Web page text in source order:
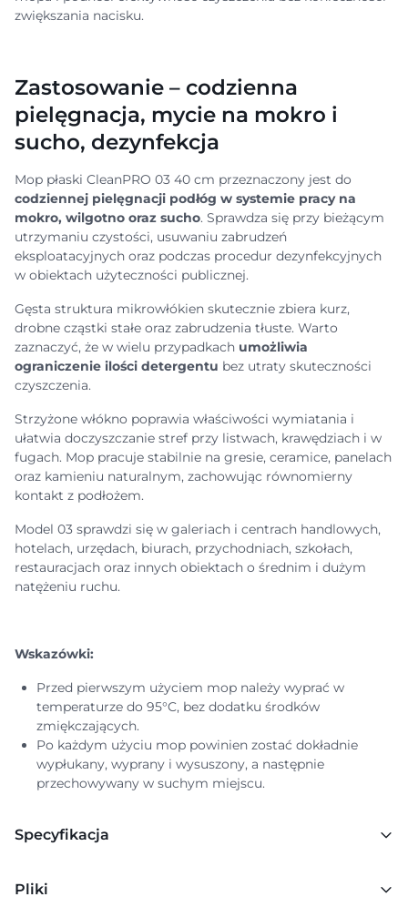
zwiększania nacisku.
Zastosowanie – codzienna
pielęgnacja, mycie na mokro i
sucho, dezynfekcja
Mop płaski CleanPRO 03 40 cm przeznaczony jest do
codziennej pielęgnacji podłóg w systemie pracy na
mokro, wilgotno oraz sucho. Sprawdza się przy bieżącym
utrzymaniu czystości, usuwaniu zabrudzeń
eksploatacyjnych oraz podczas procedur dezynfekcyjnych
w obiektach użyteczności publicznej.
Gęsta struktura mikrowłókien skutecznie zbiera kurz,
drobne cząstki stałe oraz zabrudzenia tłuste. Warto
zaznaczyć, że w wielu przypadkach umożliwia
ograniczenie ilości detergentu bez utraty skuteczności
czyszczenia.
Strzyżone włókno poprawia właściwości wymiatania i
ułatwia doczyszczanie stref przy listwach, krawędziach i w
fugach. Mop pracuje stabilnie na gresie, ceramice, panelach
oraz kamieniu naturalnym, zachowując równomierny
kontakt z podłożem.
Model 03 sprawdzi się w galeriach i centrach handlowych,
hotelach, urzędach, biurach, przychodniach, szkołach,
restauracjach oraz innych obiektach o średnim i dużym
natężeniu ruchu.
Wskazówki:
Przed pierwszym użyciem mop należy wyprać w
temperaturze do 95°C, bez dodatku środków
zmiękczających.
Po każdym użyciu mop powinien zostać dokładnie
wypłukany, wyprany i wysuszony, a następnie
przechowywany w suchym miejscu.
Specyfikacja
Pliki